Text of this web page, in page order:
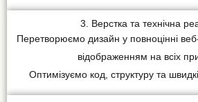
3. Верстка та технічна
Перетворюємо дизайн у повноцінні
відображенням на всіх
Оптимізуємо код, структуру та